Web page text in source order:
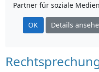
Partner für soziale
OK Details